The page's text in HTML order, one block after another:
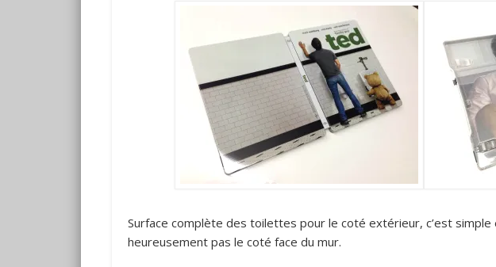
Surface complète des toilettes pour le coté extérieur, c’est
heureusement pas le coté face du mur.